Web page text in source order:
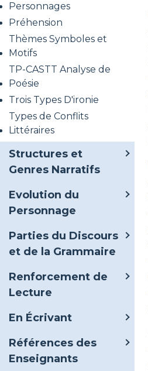
Personnages
Préhension
Thèmes Symboles et
Motifs
TP-CASTT Analyse de
Poésie
Trois Types D'ironie
Types de Conflits
Littéraires
Structures et
Genres Narratifs
Evolution du
Personnage
Parties du Discours
et de la Grammaire
Renforcement de
Lecture
En Écrivant
Références des
Enseignants